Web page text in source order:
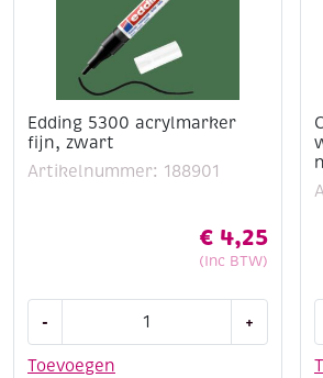
Edding 5300 acrylmarker
fijn, zwart
Artikelnummer: 188901
€ 4,25
(Inc BTW)
Toevoegen
-
acrylmarker
+